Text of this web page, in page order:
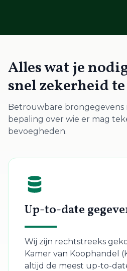
Alles wat je
snel zekerheid
Betrouwbare brongegevens
bepaling over wie er mag
bevoegheden.
Up-to-date
Wij zijn rechtstreeks
Kamer van Koophandel
altijd de meest up-to-